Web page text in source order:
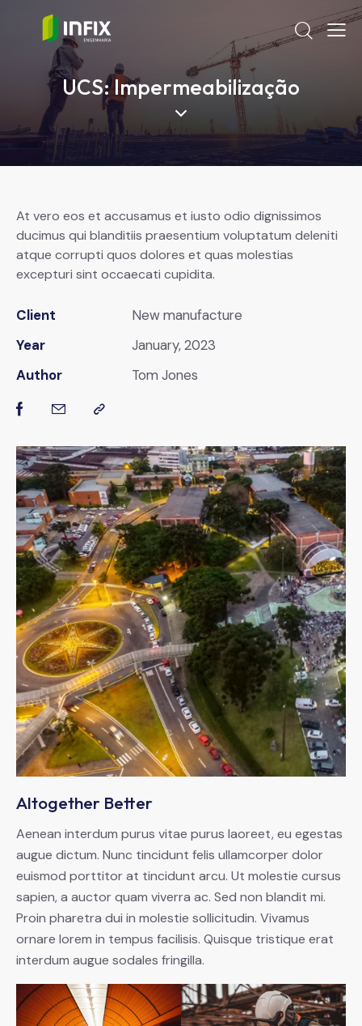
UCS: Impermeabilização
At vero eos et accusamus et iusto odio dignissimos
ducimus qui blanditiis praesentium voluptatum deleniti
atque corrupti quos dolores et quas molestias
excepturi sint occaecati cupidita.
Client
New manufacture
Year
January, 2023
Author
Tom Jones
Altogether Better
Aenean interdum purus vitae purus laoreet, eu egestas
augue dictum. Nunc tincidunt felis ullamcorper dolor
euismod porttitor at tincidunt arcu. Ut molestie cursus
sapien, a auctor quam viverra ac. Sed non blandit mi.
Proin pharetra dui in molestie sollicitudin. Vivamus
ornare lorem in tempus facilisis. Quisque tristique erat
interdum augue sodales fringilla.